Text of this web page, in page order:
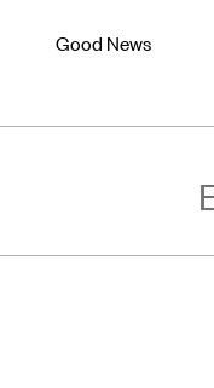
Good News